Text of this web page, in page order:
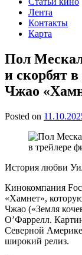
Лента
Контакты
Карта
Пол
и скорбят
Чжао
Posted on
История любви
Кинокомпания
«Хамнет»,
Чжао («Земля
О’Фаррелл.
Северной Америке
широкий релиз.